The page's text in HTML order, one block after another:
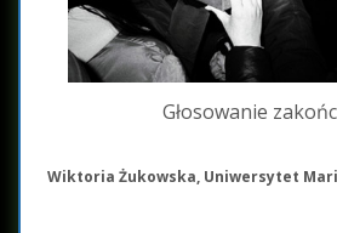
Głosowanie
Wiktoria Żukowska, Uniwersytet